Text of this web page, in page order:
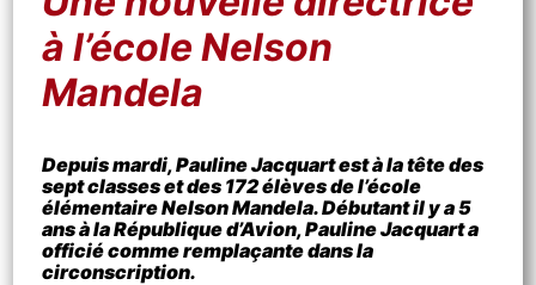
à l’école Nelson
Mandela
Depuis mardi, Pauline Jacquart est à la tête des
sept classes et des 172 élèves de l’école
élémentaire Nelson Mandela. Débutant il y a 5
ans à la République d’Avion, Pauline Jacquart a
officié comme remplaçante dans la
circonscription.